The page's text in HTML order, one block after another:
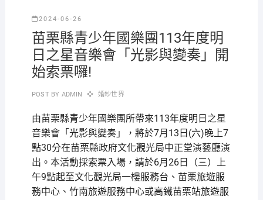
2024-06-26
苗栗縣青少年國樂團113年度明
日之星音樂會「光影與變奏」開
始索票囉!
POST BY ADMIN 婚紗世界
由苗栗縣青少年國樂團所帶來113年度明日之星
音樂會「光影與變奏」，將於7月13日(六)晚上7
點30分在苗栗縣政府文化觀光局中正堂演藝廳演
出。本活動採索票入場，請於6月26日（三）上
午9點起至文化觀光局一樓服務台、苗栗旅遊服
務中心、竹南旅遊服務中心或高鐵苗栗站旅遊服